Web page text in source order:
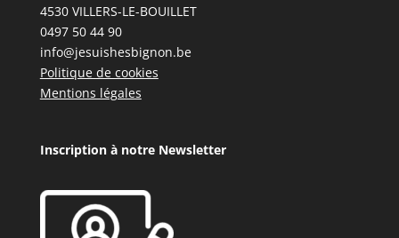
4530 VILLERS-LE-BOUILLET
0497 50 44 90
info@jesuishesbignon.be
Politique de cookies
Mentions légales
Inscription à notre Newsletter